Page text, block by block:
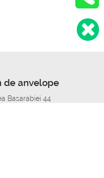
de anvelope
Basarabiei 44